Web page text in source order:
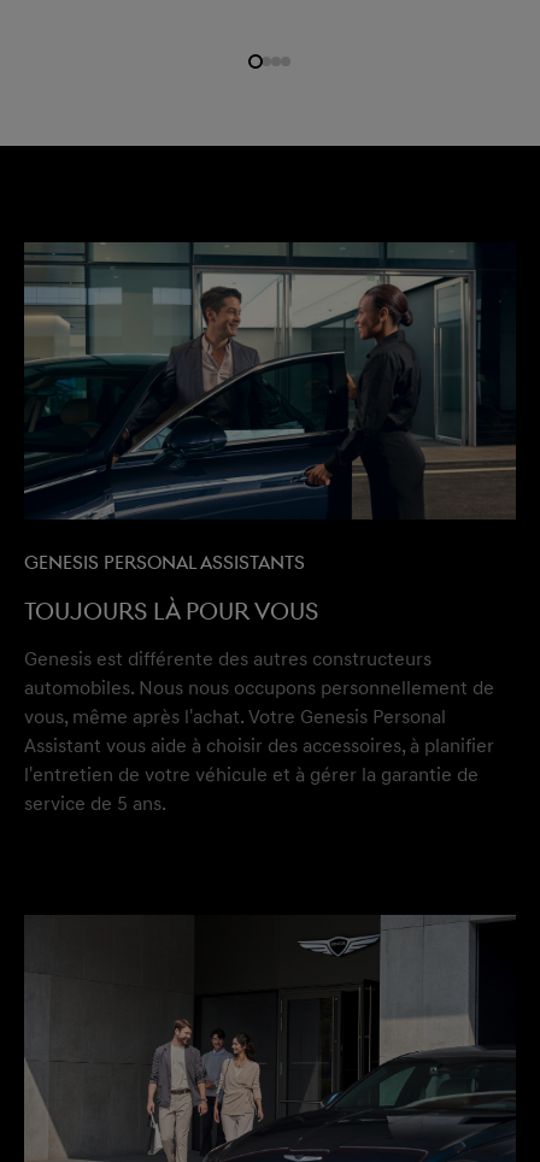
Genesis Personal Assistants
Toujours là pour vous
Genesis est différente des autres constructeurs
automobiles. Nous nous occupons personnellement de
vous, même après l'achat. Votre Genesis Personal
Assistant vous aide à choisir des accessoires, à planifier
l'entretien de votre véhicule et à gérer la garantie de
service de 5 ans.